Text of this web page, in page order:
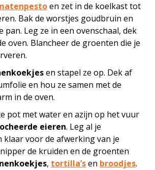
en zet in de koelkast tot
Bak de worstjes goudbruin en
pan. Leg ze in een ovenschaal, dek
oven. Blancheer de groenten die je
en stapel ze op. Dek af
en hou ze samen met de
in de oven.
pot met water en azijn op het vuur
eieren. Leg al je
klaar voor de afwerking van je
de kruiden en de groenten
, tortilla’sen broodjes.